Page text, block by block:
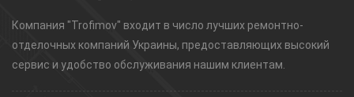
Компания "Trofimov" входит в число лучших ремонтно-
отделочных компаний Украины, предоставляющих высокий
сервис и удобство обслуживания нашим клиентам.